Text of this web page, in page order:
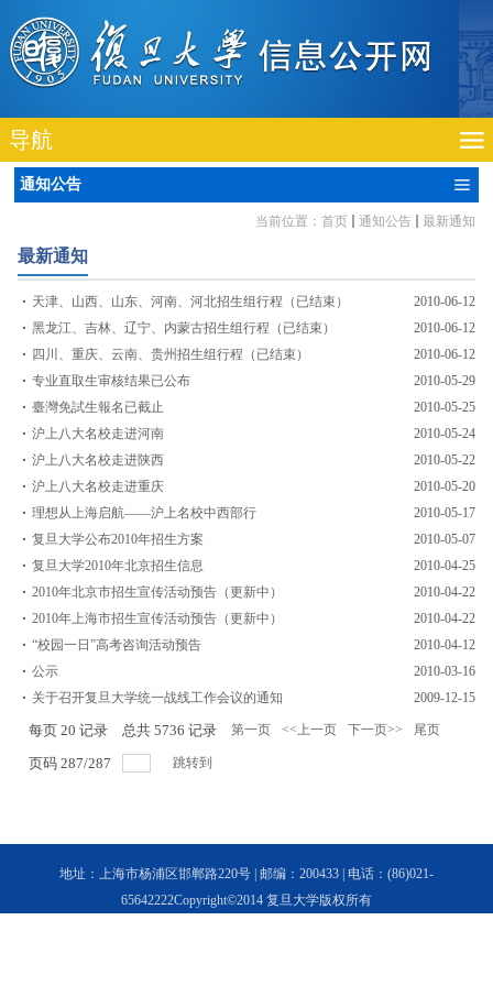
导航
通知公告
当前位置： 首页 通知公告 最新通知
最新通知
天津、山西、山东、河南、河北招生组行程（已结束）
2010-06-12
黑龙江、吉林、辽宁、内蒙古招生组行程（已结束）
2010-06-12
四川、重庆、云南、贵州招生组行程（已结束）
2010-06-12
专业直取生审核结果已公布
2010-05-29
臺灣免試生報名已截止
2010-05-25
沪上八大名校走进河南
2010-05-24
沪上八大名校走进陕西
2010-05-22
沪上八大名校走进重庆
2010-05-20
理想从上海启航——沪上名校中西部行
2010-05-17
复旦大学公布2010年招生方案
2010-05-07
复旦大学2010年北京招生信息
2010-04-25
2010年北京市招生宣传活动预告（更新中）
2010-04-22
2010年上海市招生宣传活动预告（更新中）
2010-04-22
“校园一日”高考咨询活动预告
2010-04-12
公示
2010-03-16
关于召开复旦大学统一战线工作会议的通知
2009-12-15
每页 20 记录 总共 5736 记录 第一页 <<上一页 下一页>> 尾页
页码 287/287 跳转到
地址：上海市杨浦区邯郸路220号 | 邮编：200433 | 电话：(86)021-
65642222Copyright©2014 复旦大学版权所有